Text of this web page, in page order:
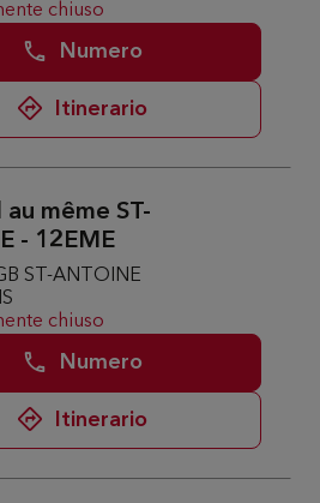
chiuso
Numero
Itinerario
au même ST-
- 12EME
ST-ANTOINE
chiuso
Numero
Itinerario